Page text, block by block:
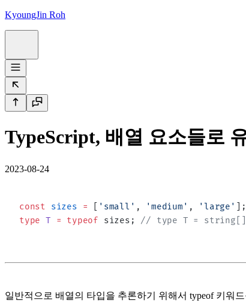
KyoungJin Roh
TypeScript, 배열 요소들로
2023-08-24
const sizes = 'small' , 'medium' , 'large'
];
type T = typeof sizes; // type T = string[]
일반적으로 배열의 타입을 추론하기 위해서 typeof키워드